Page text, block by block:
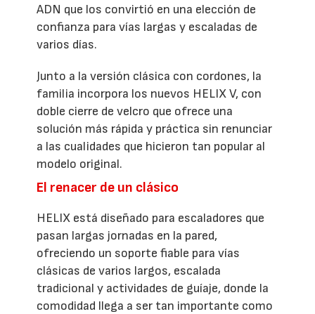
ADN que los convirtió en una elección de
confianza para vías largas y escaladas de
varios días.
Junto a la versión clásica con cordones, la
familia incorpora los nuevos HELIX V, con
doble cierre de velcro que ofrece una
solución más rápida y práctica sin renunciar
a las cualidades que hicieron tan popular al
modelo original.
El renacer de un clásico
HELIX está diseñado para escaladores que
pasan largas jornadas en la pared,
ofreciendo un soporte fiable para vías
clásicas de varios largos, escalada
tradicional y actividades de guíaje, donde la
comodidad llega a ser tan importante como